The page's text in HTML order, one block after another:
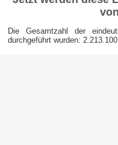
Die Gesamtzahl der
durchgeführt wurden: 2.213.100